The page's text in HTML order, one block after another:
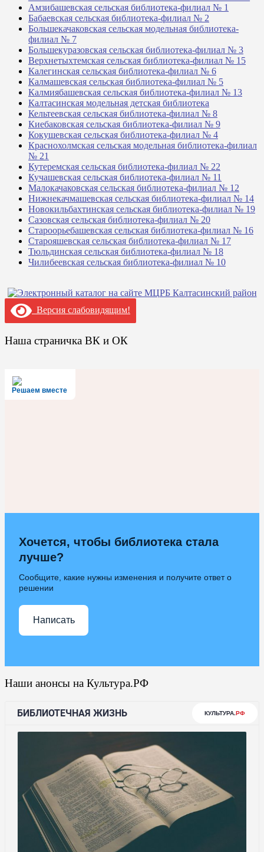
Амзибашевская сельская библиотека-филиал № 1
Бабаевская сельская библиотека-филиал № 2
Большекачаковская сельская модельная библиотека-
филиал № 7
Большекуразовская сельская библиотека-филиал № 3
Верхнетыхтемская сельская библиотека-филиал № 15
Калегинская сельская библиотека-филиал № 6
Калмашевская сельская библиотека-филиал № 5
Калмиябашевская сельская библиотека-филиал № 13
Калтасинская модельная детская библиотека
Кельтеевская сельская библиотека-филиал № 8
Киебаковская сельская библиотека-филиал № 9
Кокушевская сельская библиотека-филиал № 4
Краснохолмская сельская модельная библиотека-филиал
№ 21
Кутеремская сельская библиотека-филиал № 22
Кучашевская сельская библиотека-филиал № 11
Малокачаковская сельская библиотека-филиал № 12
Нижнекачмашевская сельская библиотека-филиал № 14
Новокильбахтинская сельская библиотека-филиал № 19
Сазовская сельская библиотека-филиал № 20
Староорьебашевская сельская библиотека-филиал № 16
Старояшевская сельская библиотека-филиал № 17
Тюльдинская сельская библиотека-филиал № 18
Чилибеевская сельская библиотека-филиал № 10
Версия слабовидящим!
Наша страничка ВК и ОК
Решаем вместе
Хочется, чтобы библиотека стала
лучше?
Сообщите, какие нужны изменения и получите ответ о
решении
Написать
Наши анонсы на Культура.РФ